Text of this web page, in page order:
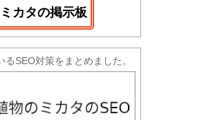
カタの掲示板
SEO対策をまとめました。